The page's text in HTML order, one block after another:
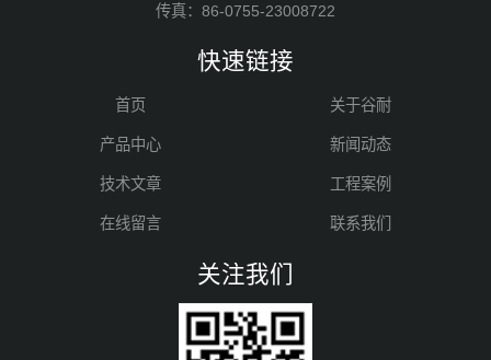
传真：86-0755-23008722
快速链接
首页 关于谷耐
产品中心 新闻动态
技术文章 工程案例
在线留言 联系我们
关注我们